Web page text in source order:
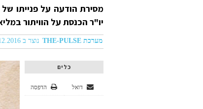
מסירת הודעה על פנייתו
יו"ר הכנסת על הוויתור
מערכת THE-PULSE נוצר ב 22.12.2016 05:12
כלים
הדפסה דואל